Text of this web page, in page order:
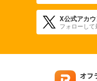
東京Ｓ黄尾探偵団 史上最大の
東京Ｓ黄尾探偵団 史上最大の
東京Ｓ黄尾探偵団 奥様は魔
【電子オリジナル】東京Ｓ黄
X公式アカウ
フォローして